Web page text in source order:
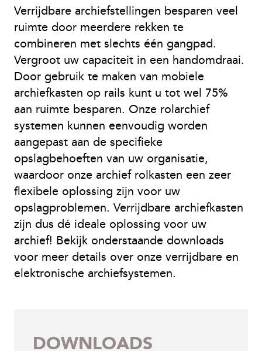
Verrijdbare archiefstellingen besparen veel
ruimte door meerdere rekken te
combineren met slechts één gangpad.
Vergroot uw capaciteit in een handomdraai.
Door gebruik te maken van mobiele
archiefkasten op rails kunt u tot wel 75%
aan ruimte besparen. Onze rolarchief
systemen kunnen eenvoudig worden
aangepast aan de specifieke
opslagbehoeften van uw organisatie,
waardoor onze archief rolkasten een zeer
flexibele oplossing zijn voor uw
opslagproblemen. Verrijdbare archiefkasten
zijn dus dé ideale oplossing voor uw
archief! Bekijk onderstaande downloads
voor meer details over onze verrijdbare en
elektronische archiefsystemen.
DOWNLOADS